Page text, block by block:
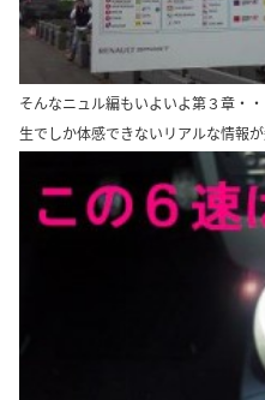
そんなニュル編もいよいよ第３章・・
生でしか体感できないリアルな情報が